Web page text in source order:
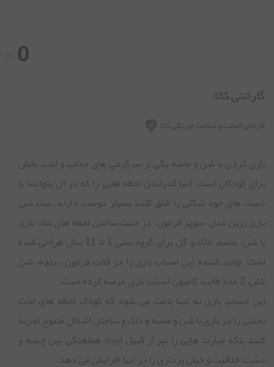
0
گارانتی کالا:
گارانتی اصالت و سلامت فیزیکی کالا
بازی کردن با شن و ماسه یکی از سرگرمی های جذاب و لذت بخش
برای کودکان است. آنها گذراندن لحظه هایی را که در آن بتوانند با
دست های خود شکلی را خلق کنند بسیار دوست دارند. ست شن
بازی زرین مدل «سوپر فرغون» در جهت ساختن لحظه های شاد بازی
با شن، ماسه، خاک و گل برای گروه سنی 1 تا 11 سال طراحی شده
است. تولید کننده این اسباب بازی را در قالب فرغون، بیلچه، شن
کش، 2 عدد قالب، کامیون اسباب بازی عرضه کرده است.
این اسباب بازی نه تنها باعث می شود که کودک لحظه های لذت
بخشی را در بازی با شن و ماسه و خاک و ساختن اشکال متنوع تجربه
کنند بلکه مهارت هایی را نیز از قبیل ایجاد هماهنگی بین چشم و
دست، خلاقیت و خیال پردازی را در آنها افزایش می دهد.